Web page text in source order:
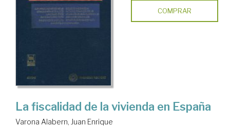
COMPRAR
La fiscalidad de la vivienda en España
Varona Alabern, Juan Enrique